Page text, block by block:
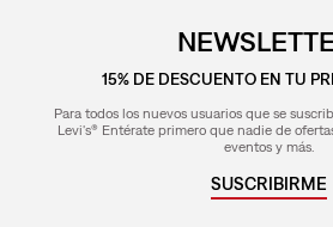
15% DE DESCUENTO EN TU
Para todos los nuevos usuarios que se
Levi's® Entérate primero que nadie de
eventos y más.
SUSCRIBIRME